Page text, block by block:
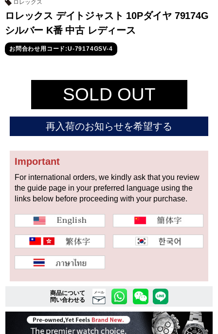
コンスタンタン
商品の状態から探す
新品
中古品 アンティーク品
WEB限定品 SALE
複数条件で商品を絞り込む
詳細検索はこちら
ご利用ガイド
GINZA RASINのプレミアムクオリティについて
ロレックス
ロレックス デイトジャスト 10Pダイヤ 79174G
シルバー K番 中古 レディース
お問合わせ用コード:U-79174GSV-4
SOLD OUT
再入荷のお知らせを希望する
Important
For international orders, we kindly ask that you review
the guide page in your preferred language using the
links below before proceeding with your purchase.
商品について
問い合わせる
メール